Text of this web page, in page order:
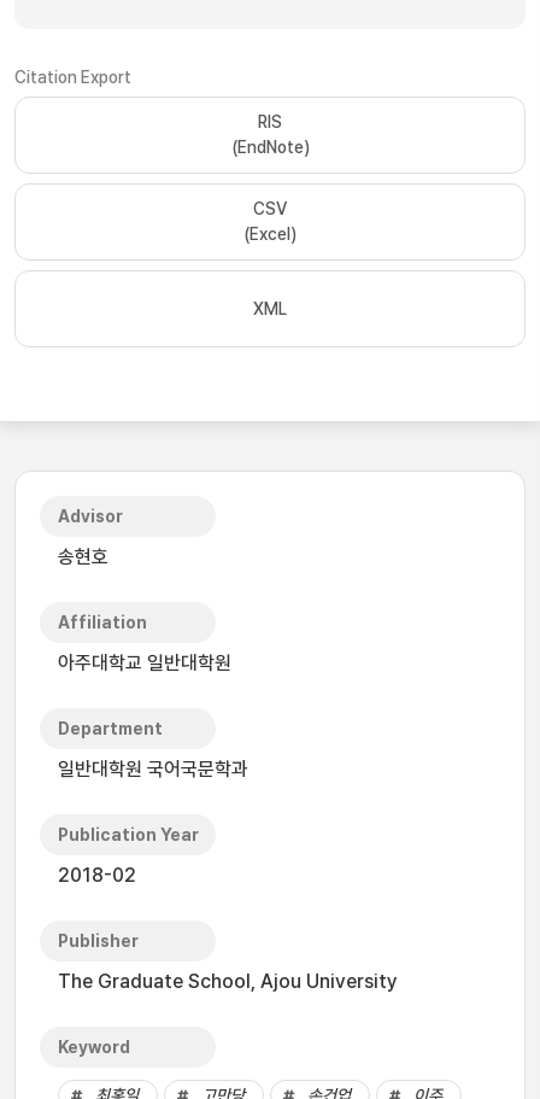
Citation Export
RIS
(EndNote)
CSV
(Excel)
XML
Advisor
송현호
Affiliation
아주대학교 일반대학원
Department
일반대학원 국어국문학과
Publication Year
2018-02
Publisher
The Graduate School, Ajou University
Keyword